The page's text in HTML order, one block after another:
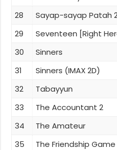
28
Sayap-sayap Patah
29
Seventeen [Right
30
Sinners
31
Sinners (IMAX 2D)
32
Tabayyun
33
The Accountant 2
34
The Amateur
35
The Friendship Game